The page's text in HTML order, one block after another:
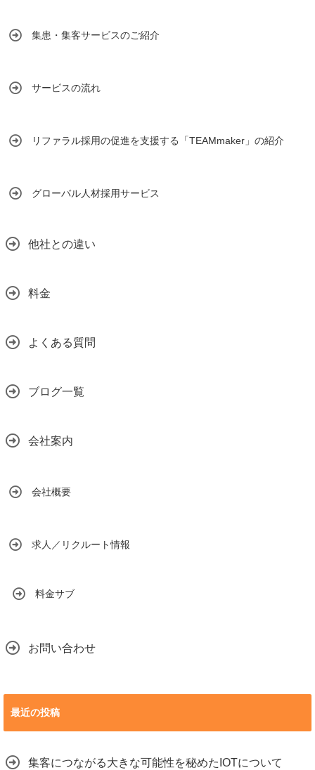
集患・集客サービスのご紹介
サービスの流れ
リファラル採用の促進を支援する「TEAMmaker」の紹介
グローバル人材採用サービス
他社との違い
料金
よくある質問
ブログ一覧
会社案内
会社概要
求人／リクルート情報
料金サブ
お問い合わせ
最近の投稿
集客につながる大きな可能性を秘めたIOTについて